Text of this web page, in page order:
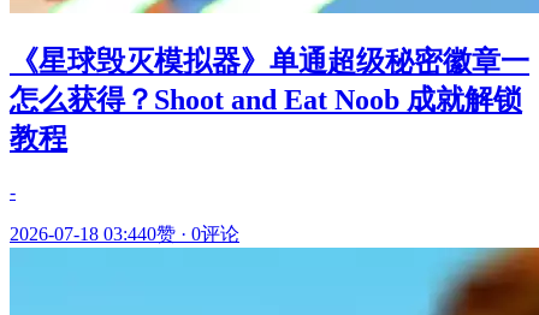
《星球毁灭模拟器》单通超级秘密徽章一
怎么获得？Shoot and Eat Noob 成就解锁
教程
-
2026-07-18 03:440赞 · 0评论